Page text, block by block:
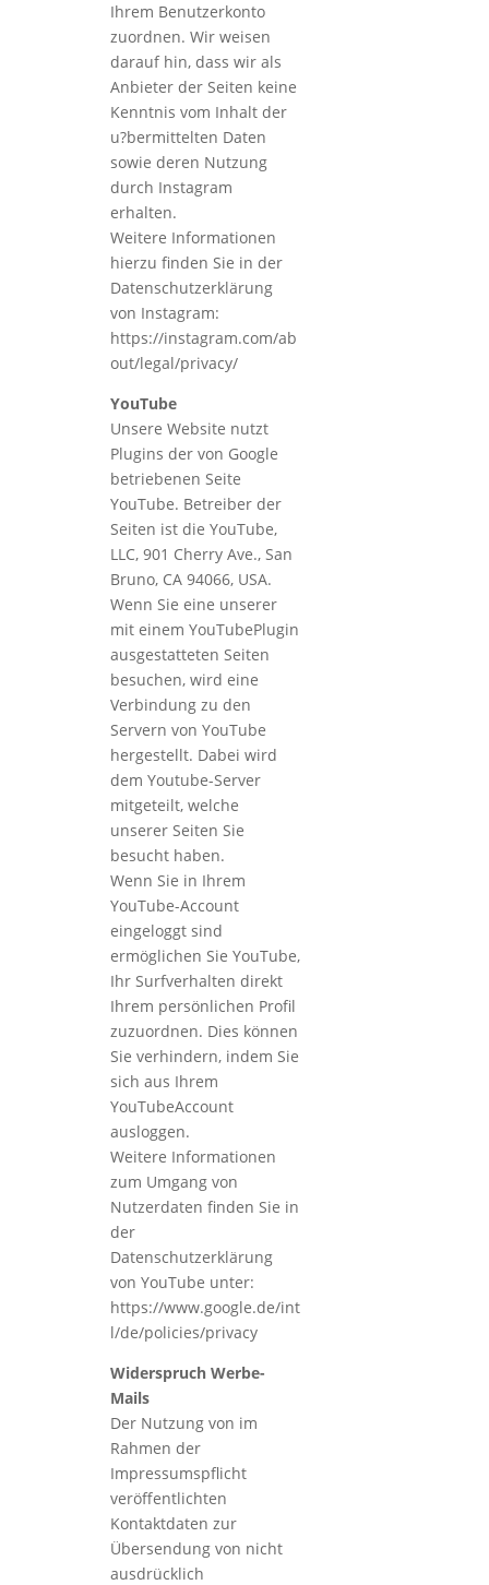
Ihrem Benutzerkonto
zuordnen. Wir weisen
darauf hin, dass wir als
Anbieter der Seiten keine
Kenntnis vom Inhalt der
u?bermittelten Daten
sowie deren Nutzung
durch Instagram
erhalten.
Weitere Informationen
hierzu finden Sie in der
Datenschutzerklärung
von Instagram:
https://instagram.com/ab
out/legal/privacy/
YouTube
Unsere Website nutzt
Plugins der von Google
betriebenen Seite
YouTube. Betreiber der
Seiten ist die YouTube,
LLC, 901 Cherry Ave., San
Bruno, CA 94066, USA.
Wenn Sie eine unserer
mit einem YouTubePlugin
ausgestatteten Seiten
besuchen, wird eine
Verbindung zu den
Servern von YouTube
hergestellt. Dabei wird
dem Youtube-Server
mitgeteilt, welche
unserer Seiten Sie
besucht haben.
Wenn Sie in Ihrem
YouTube-Account
eingeloggt sind
ermöglichen Sie YouTube,
Ihr Surfverhalten direkt
Ihrem persönlichen Profil
zuzuordnen. Dies können
Sie verhindern, indem Sie
sich aus Ihrem
YouTubeAccount
ausloggen.
Weitere Informationen
zum Umgang von
Nutzerdaten finden Sie in
der
Datenschutzerklärung
von YouTube unter:
https://www.google.de/int
l/de/policies/privacy
Widerspruch Werbe-
Mails
Der Nutzung von im
Rahmen der
Impressumspflicht
veröffentlichten
Kontaktdaten zur
Übersendung von nicht
ausdrücklich